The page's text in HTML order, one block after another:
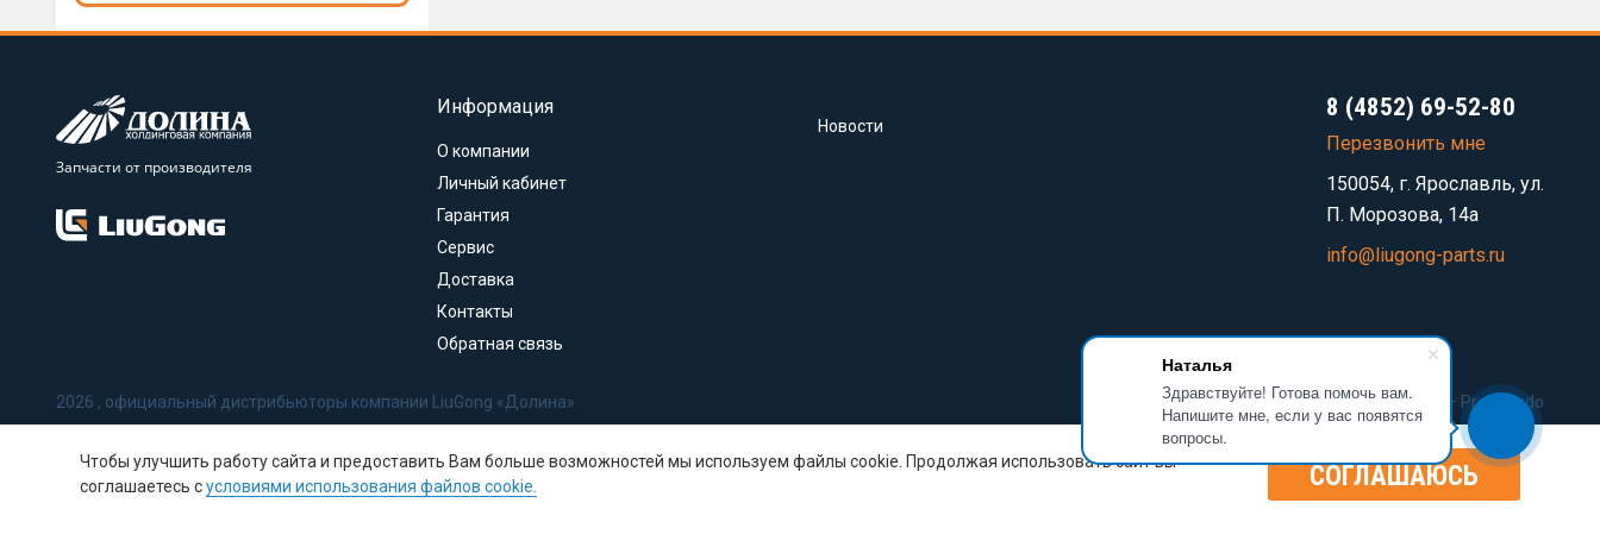
Наталья
Здравствуйте! Готова помочь вам.
Напишите мне, если у вас появятся
вопросы.
Запчасти от производителя
Информация
О компании
Личный кабинет
Гарантия
Сервис
Доставка
Контакты
Обратная связь
Новости
8 (4852) 69-52-80
Перезвонить мне
150054, г. Ярославль, ул.
П. Морозова, 14а
info@liugong-parts.ru
2026 , официальный дистрибьюторы компании LiuGong «Долина»
Политика в отношении обработки персональных данных
Соглашение на обработку персональных данных
Политика использования Cookie-файлов
Разработка сайта — Prominado
Чтобы улучшить работу сайта и предоставить Вам больше возможностей мы используем файлы cookie. Продолжая использовать сайт вы
соглашаетесь сусловиями использования файлов cookie. СОГЛАШАЮСЬ